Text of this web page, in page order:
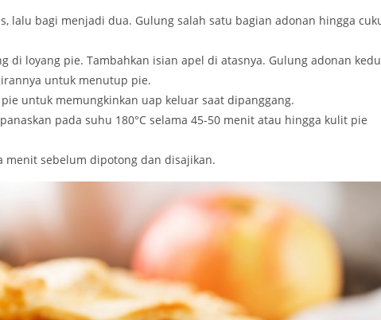
lalu bagi menjadi dua. Gulung salah satu bagian adonan hingga
di loyang pie. Tambahkan isian apel di atasnya. Gulung adonan
untuk menutup pie.
untuk memungkinkan uap keluar saat dipanggang.
pada suhu 180°C selama 45-50 menit atau hingga kulit pie
menit sebelum dipotong dan disajikan.